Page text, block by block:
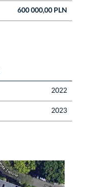
600 000,00 PLN
2022
2023